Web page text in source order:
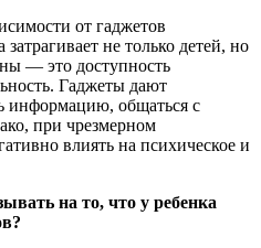
от гаджетов
не только детей, но
— это доступность
Гаджеты дают
информацию, общаться с
при чрезмерном
влиять на психическое и
на то, что у ребенка